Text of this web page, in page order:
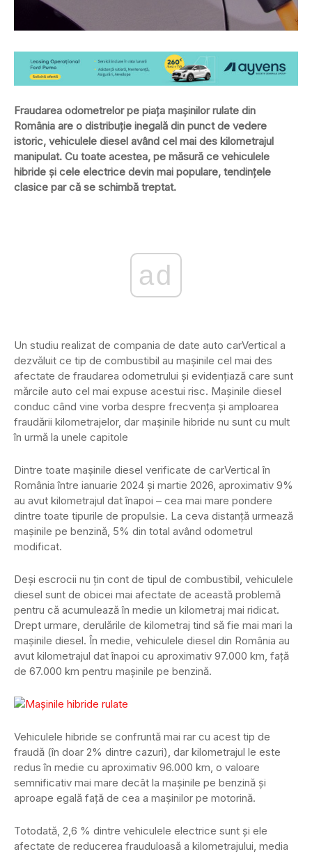
Fraudarea odometrelor pe piața mașinilor rulate din
România are o distribuție inegală din punct de vedere
istoric, vehiculele diesel având cel mai des kilometrajul
manipulat. Cu toate acestea, pe măsură ce vehiculele
hibride și cele electrice devin mai populare, tendințele
clasice par că se schimbă treptat.
ad
Un studiu realizat de compania de date auto carVertical a
dezvăluit ce tip de combustibil au mașinile cel mai des
afectate de fraudarea odometrului și evidențiază care sunt
mărcile auto cel mai expuse acestui risc. Mașinile diesel
conduc când vine vorba despre frecvența și amploarea
fraudării kilometrajelor, dar mașinile hibride nu sunt cu mult
în urmă la unele capitole
Dintre toate mașinile diesel verificate de carVertical în
România între ianuarie 2024 și martie 2026, aproximativ 9%
au avut kilometrajul dat înapoi – cea mai mare pondere
dintre toate tipurile de propulsie. La ceva distanță urmează
mașinile pe benzină, 5% din total având odometrul
modificat.
Deși escrocii nu țin cont de tipul de combustibil, vehiculele
diesel sunt de obicei mai afectate de această problemă
pentru că acumulează în medie un kilometraj mai ridicat.
Drept urmare, derulările de kilometraj tind să fie mai mari la
mașinile diesel. În medie, vehiculele diesel din România au
avut kilometrajul dat înapoi cu aproximativ 97.000 km, față
de 67.000 km pentru mașinile pe benzină.
Vehiculele hibride se confruntă mai rar cu acest tip de
fraudă (în doar 2% dintre cazuri), dar kilometrajul le este
redus în medie cu aproximativ 96.000 km, o valoare
semnificativ mai mare decât la mașinile pe benzină și
aproape egală față de cea a mașinilor pe motorină.
Totodată, 2,6 % dintre vehiculele electrice sunt și ele
afectate de reducerea frauduloasă a kilometrajului, media